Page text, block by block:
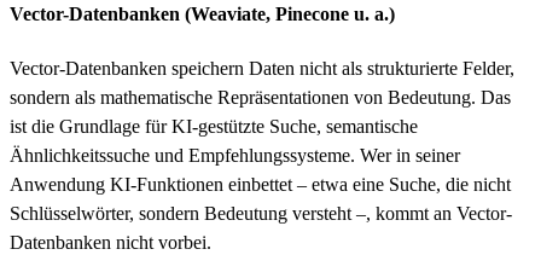
Vector-Datenbanken (Weaviate, Pinecone u. a.)
Vector-Datenbanken speichern Daten nicht als strukturierte Felder,
sondern als mathematische Repräsentationen von Bedeutung. Das
ist die Grundlage für KI-gestützte Suche, semantische
Ähnlichkeitssuche und Empfehlungssysteme. Wer in seiner
Anwendung KI-Funktionen einbettet – etwa eine Suche, die nicht
Schlüsselwörter, sondern Bedeutung versteht –, kommt an Vector-
Datenbanken nicht vorbei.